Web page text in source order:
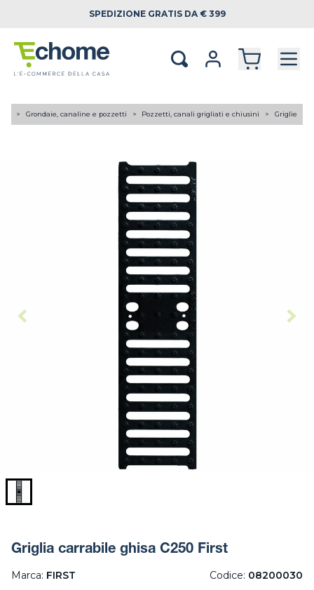
SPEDIZIONE GRATIS DA € 399
Grondaie, canaline e pozzetti Pozzetti, canali grigliati e chiusini Griglie
Griglia carrabile ghisa C250 First
Marca: FIRST Codice: 08200030